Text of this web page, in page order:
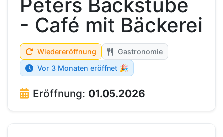
Peters Backstube
- Café mit Bäckerei
Wiedereröffnung
Gastronomie
Vor 3 Monaten eröffnet 🎉
Eröffnung: 01.05.2026